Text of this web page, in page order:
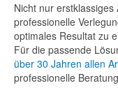
Nicht nur
professionelle
optimales Resultat zu
Für die passende
über 30 Jahren allen
professionelle